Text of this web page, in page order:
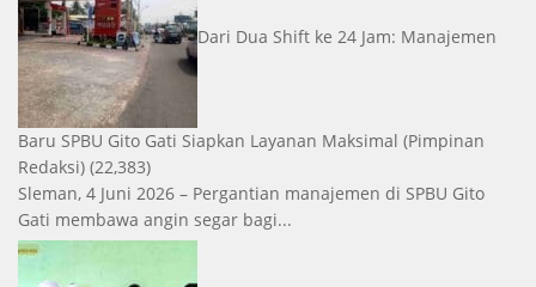
Dari Dua Shift ke 24 Jam: Manajemen
Baru SPBU Gito Gati Siapkan Layanan Maksimal (Pimpinan
Redaksi) (22,383)
Sleman, 4 Juni 2026 – Pergantian manajemen di SPBU Gito
Gati membawa angin segar bagi...